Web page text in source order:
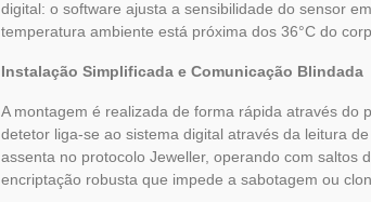
digital: o software ajusta a sensibilidade do sensor
temperatura ambiente está próxima dos 36°C do
Instalação Simplificada e Comunicação Blindada
A montagem é realizada de forma rápida através do
detetor liga-se ao sistema digital através da leitura
assenta no protocolo Jeweller, operando com saltos
encriptação robusta que impede a sabotagem ou